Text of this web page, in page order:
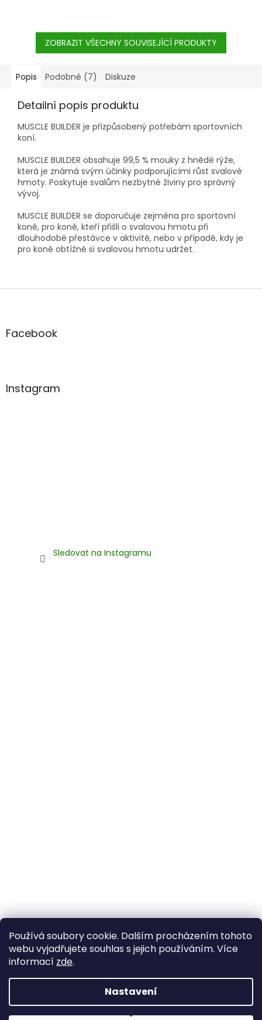
Používá soubory cookie. Dalším procházením tohoto
webu vyjadřujete souhlas s jejich používáním. Více
informací zde.
Nastavení
Pokud u nás nenajdete konkrétní produkt, neváhejte se
vstřebatelná,
nejjednodušší
procesy látkové výměny.
ZOBRAZIT VŠECHNY SOUVISEJÍCÍ PRODUKTY
Popis Podobné (7) Diskuze
Detailní popis produktu
MUSCLE BUILDER je přizpůsobený potřebám sportovních
koní.
MUSCLE BUILDER obsahuje 99,5 % mouky z hnědé rýže,
která je známá svým účinky podporujícími růst svalové
hmoty. Poskytuje svalům nezbytné živiny pro správný
vývoj.
MUSCLE BUILDER se doporučuje zejména pro sportovní
koně, pro koně, kteří přišli o svalovou hmotu při
dlouhodobé přestávce v aktivitě, nebo v případě, kdy je
pro koně obtížné si svalovou hmotu udržet.
Z
aFacebook
Instagram
Sledovat na Instagramu
Vytvořil Shoptet